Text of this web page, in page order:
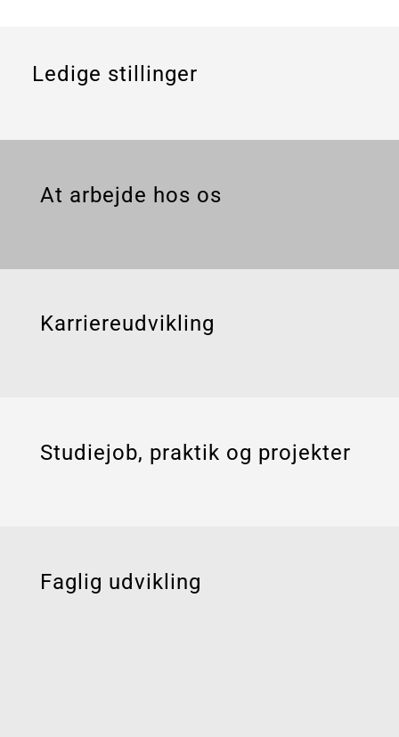
Ledige stillinger
At arbejde hos os
Karriereudvikling
Studiejob, praktik og projekter
Faglig udvikling